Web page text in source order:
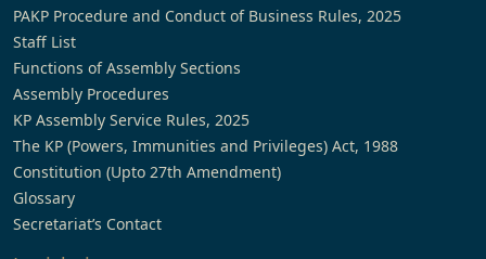
PAKP Procedure and Conduct of Business Rules, 2025
Staff List
Functions of Assembly Sections
Assembly Procedures
KP Assembly Service Rules, 2025
The KP (Powers, Immunities and Privileges) Act, 1988
Constitution (Upto 27th Amendment)
Glossary
Secretariat’s Contact